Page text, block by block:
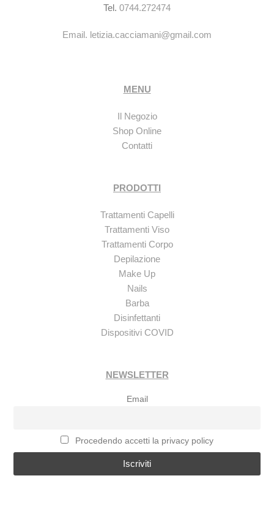
Tel. 0744.272474
Email. letizia.cacciamani@gmail.com
MENU
Il Negozio
Shop Online
Contatti
PRODOTTI
Trattamenti Capelli
Trattamenti Viso
Trattamenti Corpo
Depilazione
Make Up
Nails
Barba
Disinfettanti
Dispositivi COVID
NEWSLETTER
Email
Procedendo accetti la privacy policy